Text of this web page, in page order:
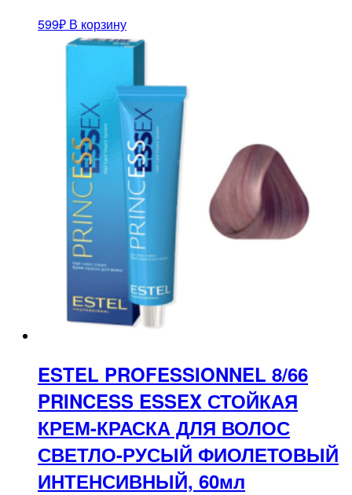
599₽ В корзину
ESTEL PROFESSIONNEL 8/66
PRINCESS ESSEX СТОЙКАЯ
КРЕМ-КРАСКА ДЛЯ ВОЛОС
СВЕТЛО-РУСЫЙ ФИОЛЕТОВЫЙ
ИНТЕНСИВНЫЙ, 60мл